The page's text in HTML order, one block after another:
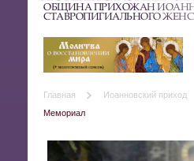
ОБЩИНА ПРИХОЖАН
СТАВРОПИГИАЛЬНОГО
Главная Иоанновский приход
Мемориал